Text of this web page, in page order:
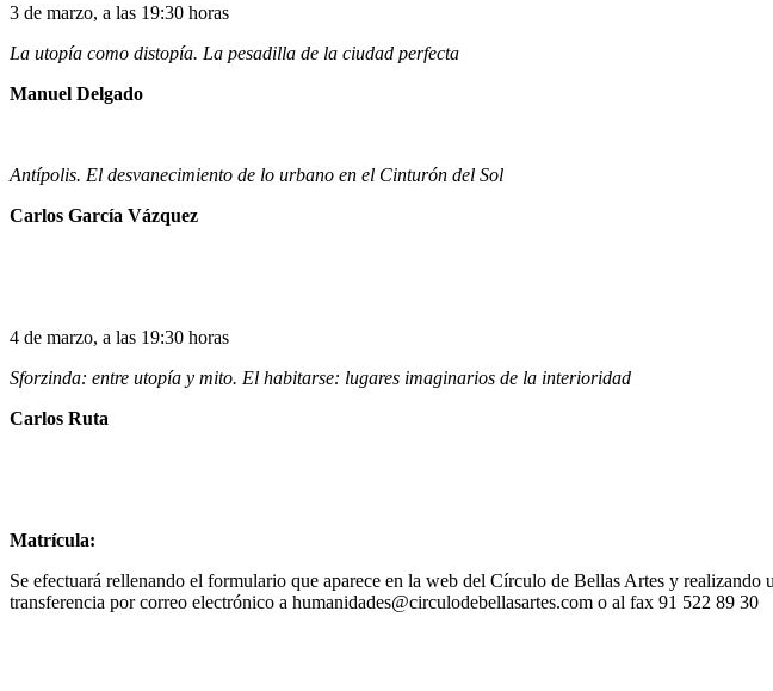
3 de marzo, a las 19:30 horas
La utopía como distopía. La pesadilla de la ciudad perfecta
Manuel Delgado
Antípolis. El desvanecimiento de lo urbano en el Cinturón del Sol
Carlos García Vázquez
4 de marzo, a las 19:30 horas
Sforzinda: entre utopía y mito. El habitarse: lugares imaginarios de la interioridad
Carlos Ruta
Matrícula:
Se efectuará rellenando el formulario que aparece en la web del Círculo de Bellas Artes y
transferencia por correo electrónico a humanidades@circulodebellasartes.com o al fax 91 522 89 30